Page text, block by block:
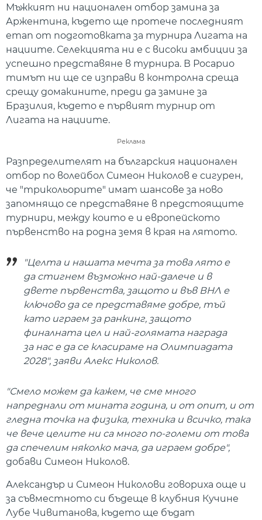
Мъжкият ни национален отбор замина за
Аржентина, където ще протече последният
етап от подготовката за турнира Лигата на
нациите. Селекцията ни е с високи амбиции за
успешно представяне в турнира. В Росарио
тимът ни ще се изправи в контролна среща
срещу домакините, преди да замине за
Бразилия, където е първият турнир от
Лигата на нациите.
Реклама
Разпределителят на българския национален
отбор по волейбол Симеон Николов е сигурен,
че "трикольорите" имат шансове за ново
запомнящо се представяне в предстоящите
турнири, между които е и европейското
първенство на родна земя в края на лятото.
"Целта и нашата мечта за това лято е
да стигнем възможно най-далече и в
двете първенства, защото и във ВНЛ е
ключово да се представяме добре, тъй
като играем за ранкинг, защото
финалната цел и най-голямата награда
за нас е да се класираме на Олимпиадата
2028", заяви Алекс Николов.
"Смело можем да кажем, че сме много
напреднали от мината година, и от опит, и от
гледна точка на физика, техника и всичко, така
че вече целите ни са много по-големи от това
да спечелим няколко мача, да играем добре",
добави Симеон Николов.
Александър и Симеон Николови говориха още и
за съвместното си бъдеще в клубния Кучине
Лубе Чивитанова, където ще бъдат